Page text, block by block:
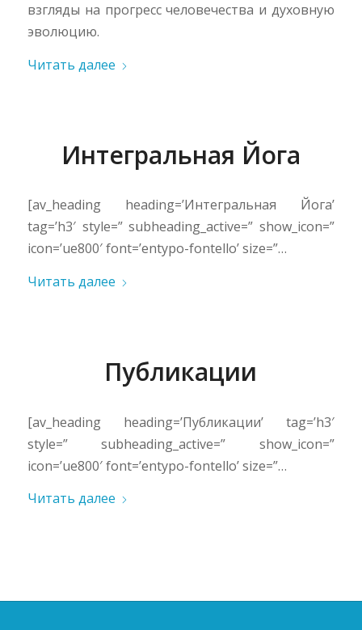
взгляды на прогресс человечества и духовную
эволюцию.
Читать далее
Интегральная Йога
[av_heading heading=’Интегральная Йога’
tag=’h3′ style=” subheading_active=” show_icon=”
icon=’ue800′ font=’entypo-fontello’ size=”…
Читать далее
Публикации
[av_heading heading=’Публикации’ tag=’h3′
style=” subheading_active=” show_icon=”
icon=’ue800′ font=’entypo-fontello’ size=”…
Читать далее